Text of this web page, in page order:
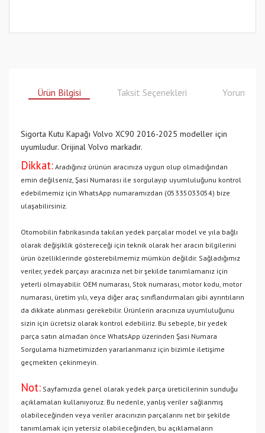
Ürün Bilgisi Taksit Seçenekleri Yorumlar
Sigorta Kutu Kapağı Volvo XC90 2016-2025 modeller için
uyumludur. Orijinal Volvo markadır.
Dikkat: Aradığınız ürünün aracınıza uygun olup olmadığından
emin değilseniz, Şasi Numarası ile sorgulayıp uyumluluğunu kontrol
edebilmemiz için WhatsApp numaramızdan (05335033054) bize
ulaşabilirsiniz.
Otomobilin fabrikasında takılan yedek parçalar model ve yıla bağlı
olarak değişiklik göstereceği için teknik olarak her aracın bilgilerini
ürün özelliklerinde gösterebilmemiz mümkün değildir. Sağladığımız
veriler, yedek parçayı aracınıza net bir şekilde tanımlamanız için
yeterli olmayabilir. OEM numarası, Stok numarası, motor kodu, motor
numarası, üretim yılı, veya diğer araç sınıflandırmaları gibi ayrıntıların
da dikkate alınması gerekebilir. Ürünlerin aracınıza uyumluluğunu
sizin için ücretsiz olarak kontrol edebiliriz. Bu sebeple, bir yedek
parça satın almadan önce WhatsApp üzerinden Şasi Numara
Sorgulama hizmetimizden yararlanmanız için bizimle iletişime
geçmekten çekinmeyin.
Not: Sayfamızda genel olarak yedek parça üreticilerinin sunduğu
açıklamaları kullanıyoruz. Bu nedenle, yanlış veriler sağlanmış
olabileceğinden veya veriler aracınızın parçalarını net bir şekilde
tanımlamak için yetersiz olabileceğinden, bu açıklamaların